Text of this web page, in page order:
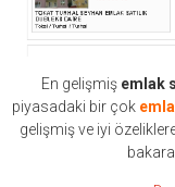
En gelişmiş emlak
piyasadaki bir çok
gelişmiş ve iyi